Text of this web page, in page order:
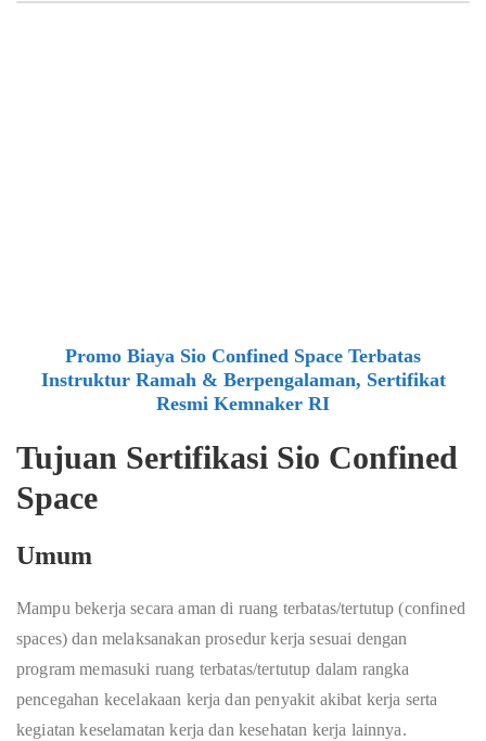
Promo Biaya Sio Confined Space Terbatas
Instruktur Ramah & Berpengalaman, Sertifikat
Resmi Kemnaker RI
Tujuan Sertifikasi Sio Confined
Space
Umum
Mampu bekerja secara aman di ruang terbatas/tertutup (confined
spaces) dan melaksanakan prosedur kerja sesuai dengan
program memasuki ruang terbatas/tertutup dalam rangka
pencegahan kecelakaan kerja dan penyakit akibat kerja serta
kegiatan keselamatan kerja dan kesehatan kerja lainnya.